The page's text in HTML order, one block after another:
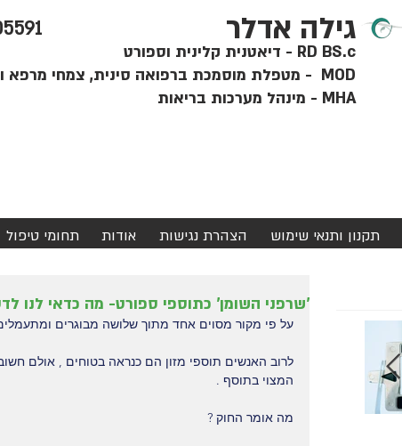
גילה אדלר
RD BS.c - דיאטנית קלינית וספורט
MOD - מטפלת מוסמכת ברפואה סינית, צמחי מרפא ודיקור סיני
MHA - מינהל מערכות בריאות
תקנון ותנאי שימוש הצהרת נגישות אודות תחומי טיפול
'שרפני השומן' כתוספי ספורט- מה כדאי לנו
על פי מקור מסוים אחד מתוך שלושה מבוגרים ומתעמלים
לרוב האנשים תוספי מזון הם כנראה בטוחים , אולם
המצוי בתוסף .
מה אומר החוק ?